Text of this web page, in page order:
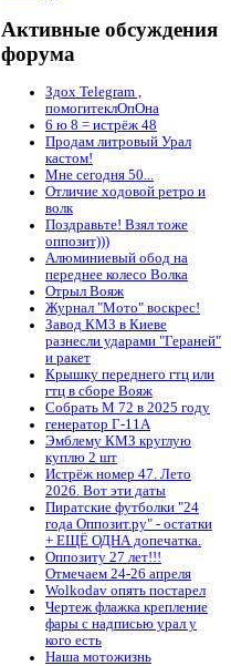
Активные обсуждения
форума
Здох Telegram ,
помогитеклОпОна
6 ю 8 = истрёж 48
Продам литровый Урал
кастом!
Мне сегодня 50...
Отличие ходовой ретро и
волк
Поздравьте! Взял тоже
оппозит)))
Алюминиевый обод на
переднее колесо Волка
Отрыл Вояж
Журнал "Мото" воскрес!
Завод КМЗ в Киеве
разнесли ударами "Гераней"
и ракет
Крышку переднего гтц или
гтц в сборе Вояж
Собрать М 72 в 2025 году
генератор Г-11А
Эмблему КМЗ круглую
куплю 2 шт
Истрёж номер 47. Лето
2026. Вот эти даты
Пиратские футболки "24
года Оппозит.ру" - остатки
+ ЕЩЁ ОДНА допечатка.
Оппозиту 27 лет!!!
Отмечаем 24-26 апреля
Wolkodav опять постарел
Чертеж флажка крепление
фары с надписью урал у
кого есть
Наша мотожизнь